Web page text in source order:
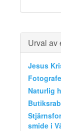
Urval av
Jesus
Naturlig
smide i